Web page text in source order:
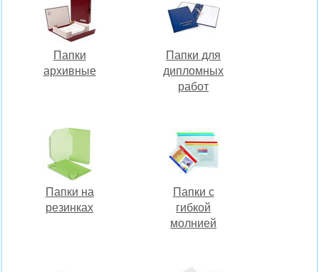
Папки
архивные
Папки для
дипломных
работ
Папки на
резинках
Папки с
гибкой
молнией